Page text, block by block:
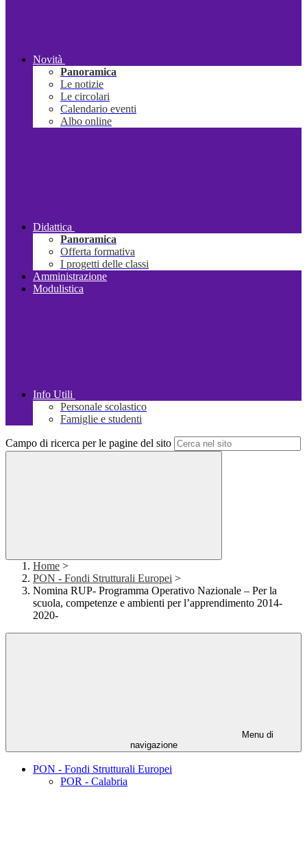
Novità
Panoramica
Le notizie
Le circolari
Calendario eventi
Albo online
Didattica
Panoramica
Offerta formativa
I progetti delle classi
Amministrazione
Modulistica
Info Utili
Personale scolastico
Famiglie e studenti
Campo di ricerca per le pagine del sito
Home >
PON - Fondi Strutturali Europei >
Nomina RUP- Programma Operativo Nazionale – Per la
scuola, competenze e ambienti per l’apprendimento 2014-
2020-
Menu di
navigazione
PON - Fondi Strutturali Europei
POR - Calabria